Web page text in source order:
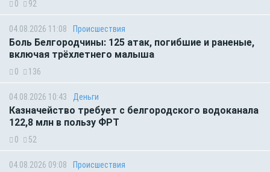
0 92
04.08.2026 11:08 Происшествия
Боль Белгородчины: 125 атак, погибшие и раненые,
включая трёхлетнего малыша
0 136
04.08.2026 10:43 Деньги
Казначейство требует с белгородского водоканала
122,8 млн в пользу ФРТ
0 52
04.08.2026 09:08 Происшествия